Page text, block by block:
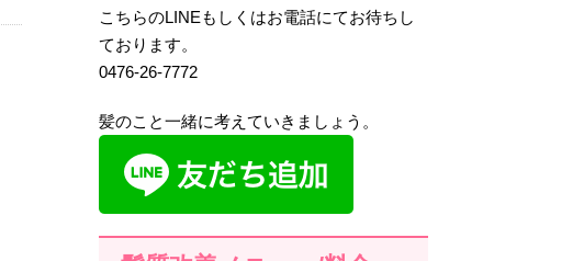
こちらのLINEもしくはお電話にてお待ちし
ております。
0476-26-7772
髪のこと一緒に考えていきましょう。